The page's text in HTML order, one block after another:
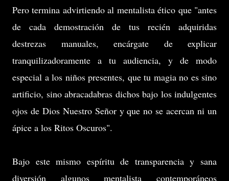
Pero termina advirtiendo al mentalista ético que "antes
de cada demostración de tus recién adquiridas
destrezas manuales, encárgate de explicar
tranquilizadoramente a tu audiencia, y de modo
especial a los niños presentes, que tu magia no es sino
artificio, sino abracadabras dichos bajo los indulgentes
ojos de Dios Nuestro Señor y que no se acercan ni un
ápice a los Ritos Oscuros".
Bajo este mismo espíritu de transparencia y sana
diversión algunos mentalista contemporáneos